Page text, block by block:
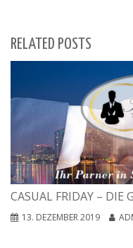
RELATED POSTS
CASUAL FRIDAY – DIE
13. DEZEMBER 2019